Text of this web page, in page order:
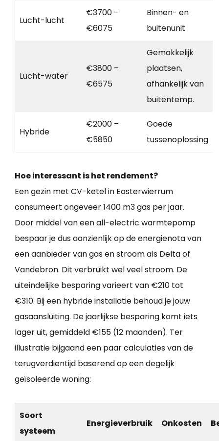
Lucht-lucht
€3700 –
€6075
Binnen- en
buitenunit
Lucht-water
€3800 –
€6575
Gemakkelijk
plaatsen,
afhankelijk van
buitentemp.
Hybride
€2000 –
€5850
Goede
tussenoplossing
Hoe interessant is het rendement?
Een gezin met CV-ketel in Easterwierrum
consumeert ongeveer 1400 m3 gas per jaar.
Door middel van een all-electric warmtepomp
bespaar je dus aanzienlijk op de energienota van
een aanbieder van gas en stroom als Delta of
Vandebron. Dit verbruikt wel veel stroom. De
uiteindelijke besparing varieert van €210 tot
€310. Bij een hybride installatie behoud je jouw
gasaansluiting. De jaarlijkse besparing komt iets
lager uit, gemiddeld €155 (12 maanden). Ter
illustratie bijgaand een paar calculaties van de
terugverdientijd baserend op een degelijk
geïsoleerde woning:
Soort
systeem
Energieverbruik Onkosten